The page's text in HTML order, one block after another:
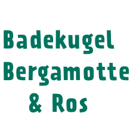
Badekugel
Bergamotte
& Ros